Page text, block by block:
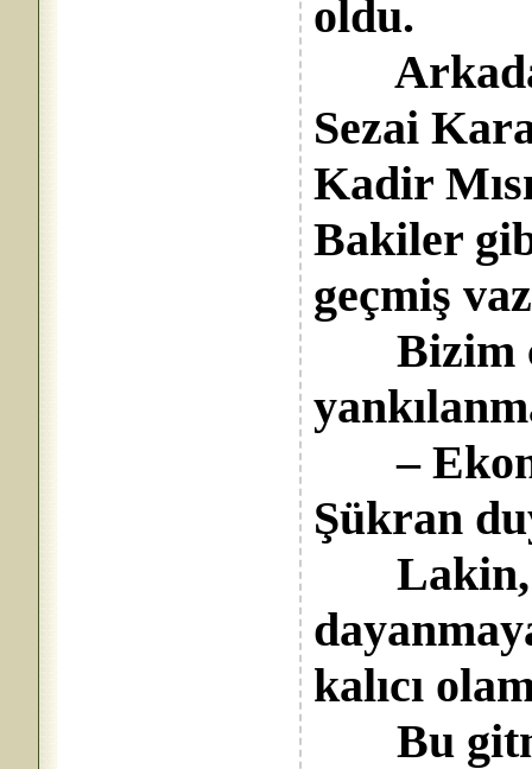
oldu.
Arkada
Sezai
Kadir
Bakiler
geçmiş
Bizim
–
Şükran
Lakin,
kalıcı
Bu